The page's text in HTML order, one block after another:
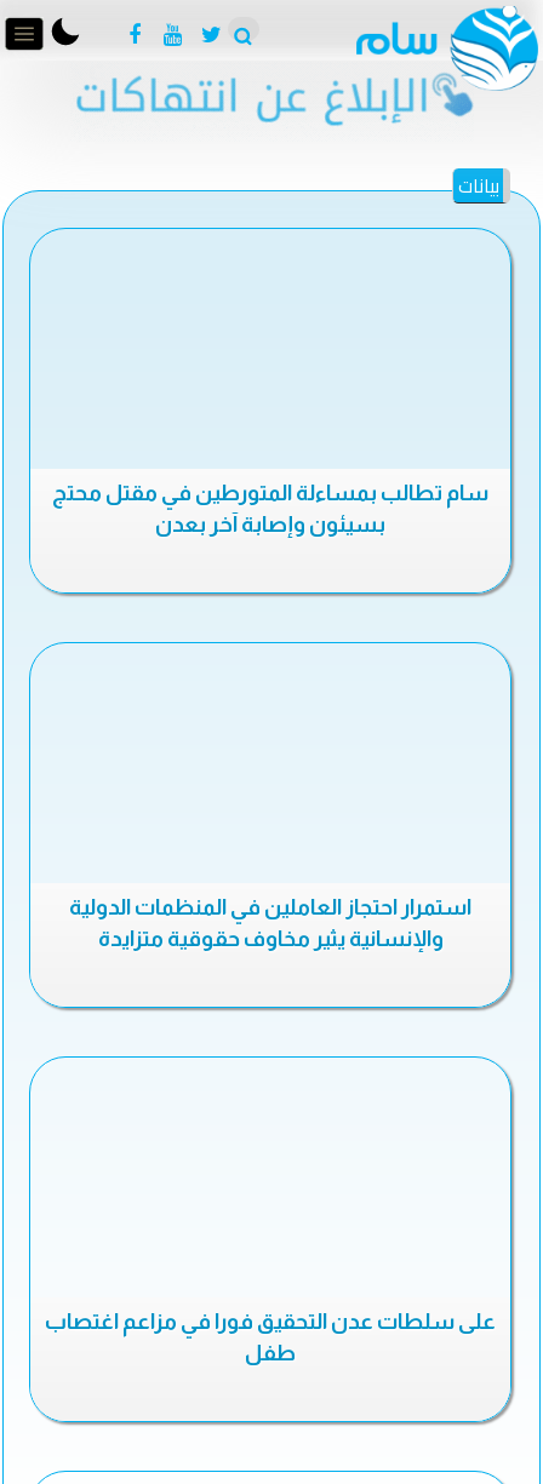
بيانات
سام تطالب بمساءلة المتورطين في مقتل محتج
بسيئون وإصابة آخر بعدن
استمرار احتجاز العاملين في المنظمات الدولية
والإنسانية يثير مخاوف حقوقية متزايدة
على سلطات عدن التحقيق فورا في مزاعم اغتصاب
طفل